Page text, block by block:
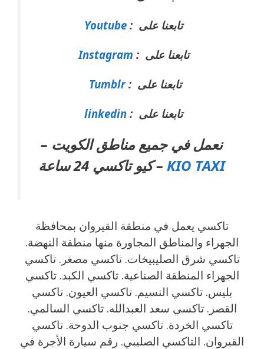
تابعنا على : Youtube
تابعنا على : Instagram
تابعنا على :Tumblr
تابعنا على : linkedin
نعمل في جميع مناطق الكويت –
KIO TAXI – كيو تاكسي 24 ساعة
تاكسي يعمل في منطقة القيروان بمحافظة
الجهراء والمناطق المجاورة منها منطقة النهضة.
تاكسي شرق الصليبيخات. تاكسي مصغر. تاكسي
الجهراء المنطقة الصناعية. تاكسي الكبد. تاكسي
بليس. تاكسي النسيم. تاكسي العيون. تاكسي
القصر. تاكسي سعد العبدالله. تاكسي السالمي.
تاكسي الخردة. تاكسي جنوب الدوحة. تاكسي
القيروان. التاكسي الصليبي. رقم سيارة الأجرة في